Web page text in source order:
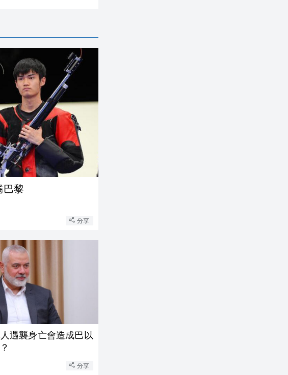
巴黎
分享
遇襲身亡會造成巴以
分享